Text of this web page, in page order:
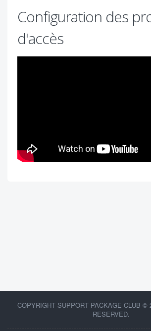
Configuration des
d'accès
COPYRIGHT SUPPORT PACKAGE CLUB ©
RESERVED.